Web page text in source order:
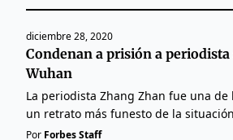
diciembre 28, 2020
Condenan a prisión a
Wuhan
La periodista Zhang Zhan fue una
un retrato más funesto de la
Por Forbes Staff